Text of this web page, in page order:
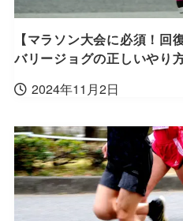
【マラソン大会に必須！回
バリージョグの正しいやり
2024年11月2日